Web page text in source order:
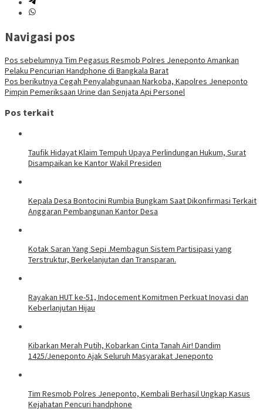
Navigasi pos
Pos sebelumnya Tim Pegasus Resmob Polres Jeneponto Amankan
Pelaku Pencurian Handphone di Bangkala Barat
Pos berikutnya Cegah Penyalahgunaan Narkoba, Kapolres Jeneponto
Pimpin Pemeriksaan Urine dan Senjata Api Personel
Pos terkait
Taufik Hidayat Klaim Tempuh Upaya Perlindungan Hukum, Surat
Disampaikan ke Kantor Wakil Presiden
Kepala Desa Bontocini Rumbia Bungkam Saat Dikonfirmasi Terkait
Anggaran Pembangunan Kantor Desa
Kotak Saran Yang Sepi .Membagun Sistem Partisipasi yang
Terstruktur, Berkelanjutan dan Transparan.
Rayakan HUT ke-51, Indocement Komitmen Perkuat Inovasi dan
Keberlanjutan Hijau
Kibarkan Merah Putih, Kobarkan Cinta Tanah Air! Dandim
1425/Jeneponto Ajak Seluruh Masyarakat Jeneponto
Tim Resmob Polres Jeneponto, Kembali Berhasil Ungkap Kasus
Kejahatan Pencuri handphone